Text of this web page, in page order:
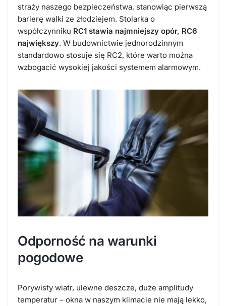
straży naszego bezpieczeństwa, stanowiąc pierwszą
barierę walki ze złodziejem. Stolarka o
współczynniku RC1 stawia najmniejszy opór, RC6
największy. W budownictwie jednorodzinnym
standardowo stosuje się RC2, które warto można
wzbogacić wysokiej jakości systemem alarmowym.
Odporność na warunki
pogodowe
Porywisty wiatr, ulewne deszcze, duże amplitudy
temperatur – okna w naszym klimacie nie mają lekko,